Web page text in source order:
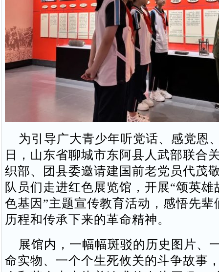
为引导广大青少年听党话、感党恩
日，山东省聊城市东阿县人武部联合
织部、团县委邀请建国前老党员代茂
队员们走进红色展览馆，开展“颂英雄
色基因”主题宣传教育活动，感悟先辈
历程和传承下来的革命精神。
展馆内，一幅幅斑驳的历史图片、
命实物、一个个生死攸关的斗争故事